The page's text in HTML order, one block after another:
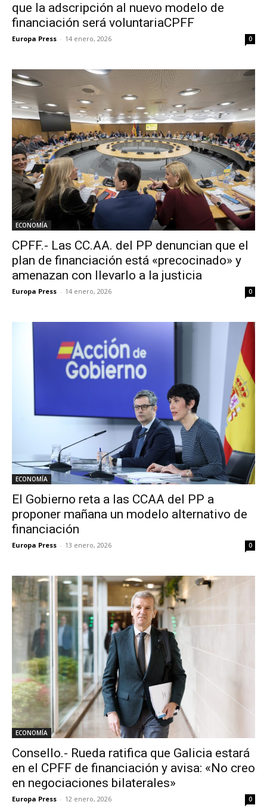
que la adscripción al nuevo modelo de
financiación será voluntariaCPFF
Europa Press - 14 enero, 2026 0
ECONOMÍA
CPFF.- Las CC.AA. del PP denuncian que el
plan de financiación está «precocinado» y
amenazan con llevarlo a la justicia
Europa Press - 14 enero, 2026 0
ECONOMÍA
El Gobierno reta a las CCAA del PP a
proponer mañana un modelo alternativo de
financiación
Europa Press - 13 enero, 2026 0
ECONOMÍA
Consello.- Rueda ratifica que Galicia estará
en el CPFF de financiación y avisa: «No creo
en negociaciones bilaterales»
Europa Press - 12 enero, 2026 0